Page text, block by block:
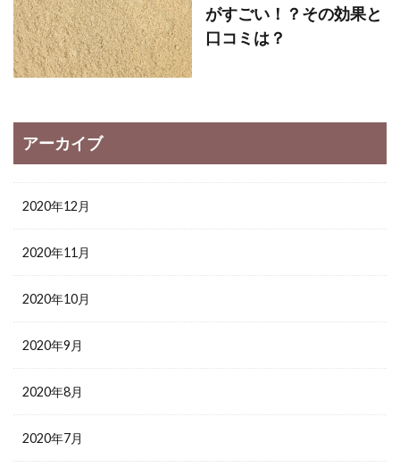
がすごい！？その効果と
口コミは？
アーカイブ
2020年12月
2020年11月
2020年10月
2020年9月
2020年8月
2020年7月